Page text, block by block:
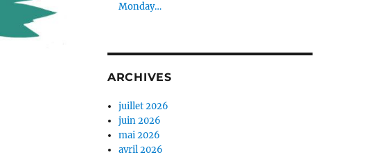
Monday…
ARCHIVES
juillet 2026
juin 2026
mai 2026
avril 2026